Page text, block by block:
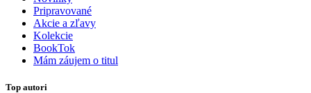
Pripravované
Akcie a zľavy
Kolekcie
BookTok
Mám záujem o titul
Top autori